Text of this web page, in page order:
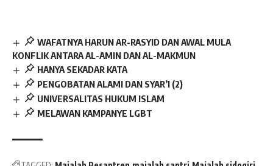
WAFATNYA HARUN AR-RASYID DAN AWAL MULA
KONFLIK ANTARA AL-AMIN DAN AL-MAKMUN
HANYA SEKADAR KATA
PENGOBATAN ALAMI DAN SYAR’I (2)
UNIVERSALITAS HUKUM ISLAM
MELAWAN KAMPANYE LGBT